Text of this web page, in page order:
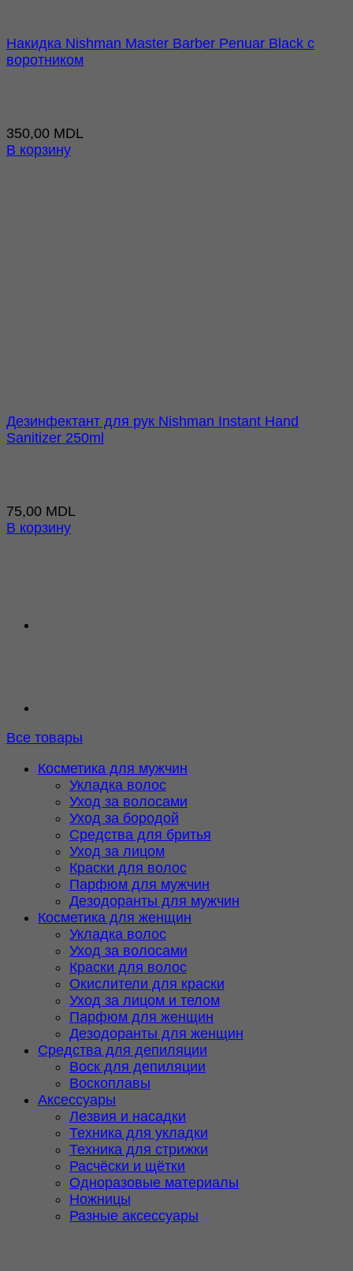
Накидка Nishman Master Barber Penuar Black с
воротником
350,00 MDL
В корзину
Дезинфектант для рук Nishman Instant Hand
Sanitizer 250ml
75,00 MDL
В корзину
Все товары
Косметика для мужчин
Укладка волос
Уход за волосами
Уход за бородой
Средства для бритья
Уход за лицом
Краски для волос
Парфюм для мужчин
Дезодоранты для мужчин
Косметика для женщин
Укладка волос
Уход за волосами
Краски для волос
Окислители для краски
Уход за лицом и телом
Парфюм для женщин
Дезодоранты для женщин
Средства для депиляции
Воск для депиляции
Воскоплавы
Аксессуары
Лезвия и насадки
Техника для укладки
Техника для стрижки
Расчёски и щётки
Одноразовые материалы
Ножницы
Разные аксессуары